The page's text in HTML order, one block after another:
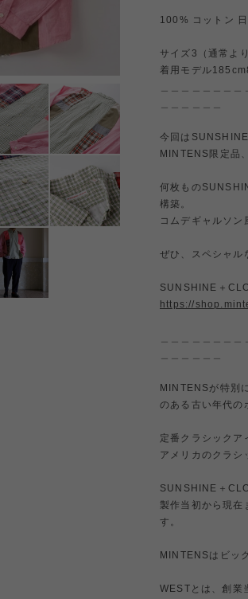
100% コットン 日
サイズ3（通常よ
着用モデル
今回は
MINTENS限定品
何枚もの
構築。
コムデギャルソン
ぜひ、スペシャル
SUNSHINE＋
https://
MINTENSが特別
のある古い年代の
定番クラシックア
アメリカのクラシ
SUNSHINE＋
製作当初から現在
す。
MINTENSはビッ
WESTとは、創業